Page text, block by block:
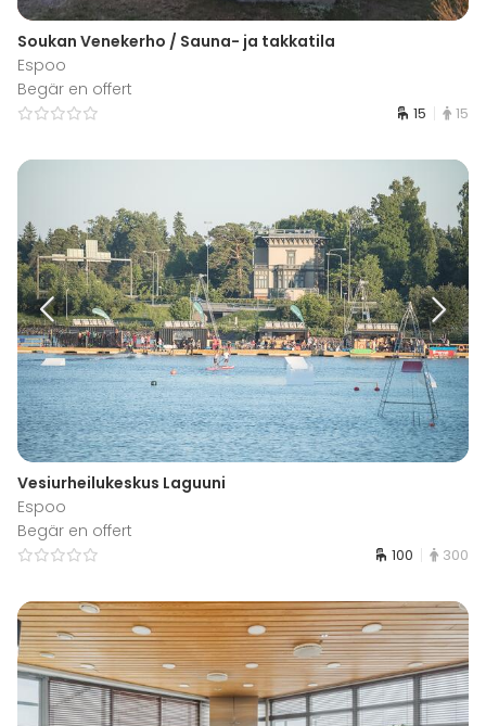
Soukan Venekerho / Sauna- ja takkatila
Espoo
Begär en offert
15 15
Vesiurheilukeskus Laguuni
Espoo
Begär en offert
100 300